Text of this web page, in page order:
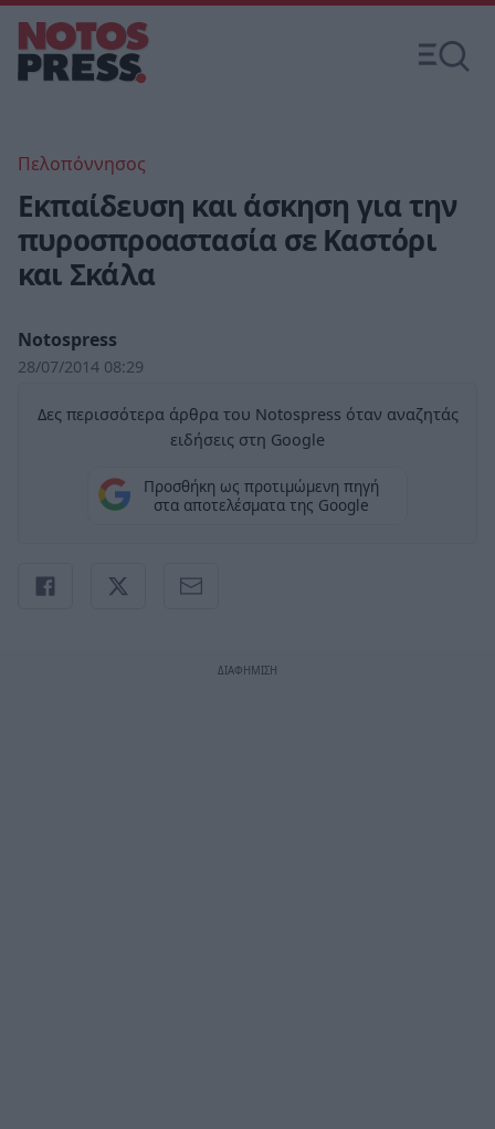
Πελοπόννησος
Εκπαίδευση και άσκηση για την
πυροσπροαστασία σε Καστόρι
και Σκάλα
Notospress
28/07/2014 08:29
Δες περισσότερα άρθρα του Notospress όταν αναζητάς
ειδήσεις στη Google
Προσθήκη ως προτιμώμενη πηγή
στα αποτελέσματα της Google